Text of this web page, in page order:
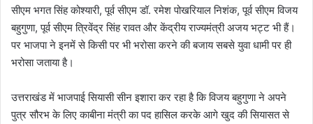
सीएम भगत सिंह कोश्यारी, पूर्व सीएम डॉ. रमेश पोखरियाल निशंक, पूर्व सीएम विजय
बहुगुणा, पूर्व सीएम त्रिवेंद्र सिंह रावत और केंद्रीय राज्यमंत्री अजय भट्ट भी हैं।
पर भाजपा ने इनमें से किसी पर भी भरोसा करने की बजाय सबसे युवा धामी पर ही
भरोसा जताया है।
उत्तराखंड में भाजपाई सियासी सीन इशारा कर रहा है कि विजय बहुगुणा ने अपने
पुत्र सौरभ के लिए काबीना मंत्री का पद हासिल करके आगे खुद की सियासत से